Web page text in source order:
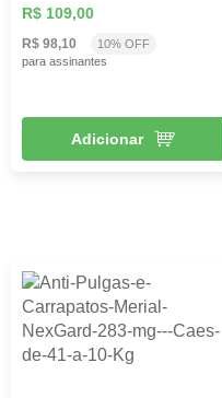
R$ 109,00
R$ 98,10
10% OFF
para assinantes
Adicionar